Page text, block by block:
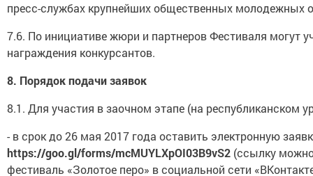
пресс-службах крупнейших общественных молодежных
7.6. По инициативе жюри и партнеров Фестиваля могут
награждения конкурсантов.
8. Порядок подачи заявок
8.1. Для участия в заочном этапе (на республиканском
- в срок до 26 мая 2017 года оставить электронную
https://goo.gl/forms/mcMUYLXpOI03B9vS2 (ссылку
фестиваль «Золотое перо» в социальной сети